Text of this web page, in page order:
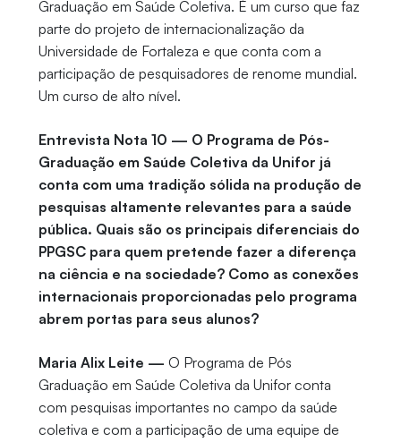
Graduação em Saúde Coletiva. É um curso que faz
parte do projeto de internacionalização da
Universidade de Fortaleza e que conta com a
participação de pesquisadores de renome mundial.
Um curso de alto nível.
Entrevista Nota 10 — O Programa de Pós-
Graduação em Saúde Coletiva da Unifor já
conta com uma tradição sólida na produção de
pesquisas altamente relevantes para a saúde
pública. Quais são os principais diferenciais do
PPGSC para quem pretende fazer a diferença
na ciência e na sociedade? Como as conexões
internacionais proporcionadas pelo programa
abrem portas para seus alunos?
Maria Alix Leite — O Programa de Pós
Graduação em Saúde Coletiva da Unifor conta
com pesquisas importantes no campo da saúde
coletiva e com a participação de uma equipe de